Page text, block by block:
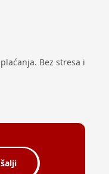
Bez stresa i